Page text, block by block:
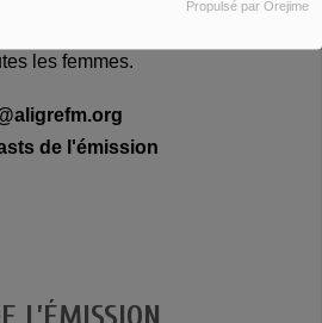
Propulsé par Orejime
se relève, elle se relève pour
les femmes.
de l'émission